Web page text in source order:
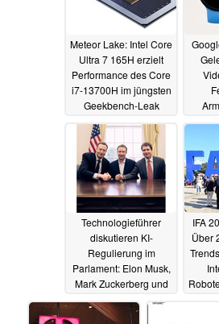
Meteor Lake: Intel Core
Ultra 7 165H erzielt
Performance des Core
i7-13700H im jüngsten
Geekbench-Leak
27.09.2023
Technologieführer
diskutieren KI-
Regulierung im
Parlament: Elon Musk,
Mark Zuckerberg und
kontroverser Debatte
IFA
Über